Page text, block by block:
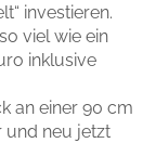
investieren.
viel wie ein
inklusive
an einer 90 cm
und neu jetzt